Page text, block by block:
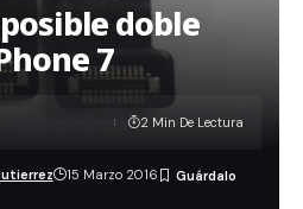
doble
7
15 Marzo 2016
2 Min De Lectura